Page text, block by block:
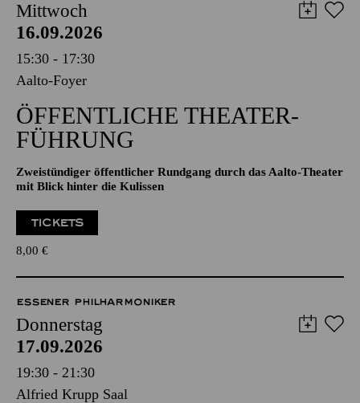
Mittwoch
16.09.2026
15:30 - 17:30
Aalto-Foyer
ÖFFENTLICHE THEATER­
FÜHRUNG
Zweistündiger öffentlicher Rundgang durch das Aalto-Theater
mit Blick hinter die Kulissen
TICKETS
8,00 €
ESSENER PHILHARMONIKER
Donnerstag
17.09.2026
19:30 - 21:30
Alfried Krupp Saal